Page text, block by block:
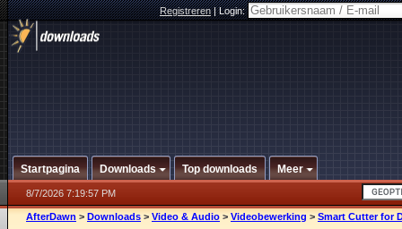
Registreren|Login:
Startpagina Downloads Top downloads Meer
8/7/2026 7:19:57 PM
AfterDawn > Downloads > Video & Audio > Videobewerking > Smart Cutter for